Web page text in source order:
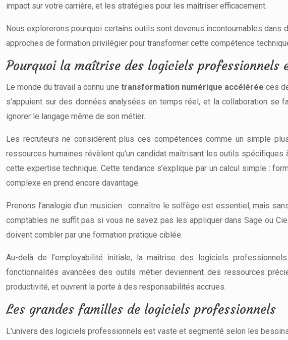
impact sur votre carrière, et les stratégies pour les maîtriser efficacement.
Nous explorerons pourquoi certains outils sont devenus incontournables
approches de formation privilégier pour transformer cette compétence
Pourquoi la maîtrise des logiciels professionnels
Le monde du travail a connu une transformation numérique accélérée ces
s’appuient sur des données analysées en temps réel, et la collaboration
ignorer le langage même de son métier.
Les recruteurs ne considèrent plus ces compétences comme un simple
ressources humaines révèlent qu’un candidat maîtrisant les outils
cette expertise technique. Cette tendance s’explique par un calcul simple :
complexe en prend encore davantage.
Prenons l’analogie d’un musicien : connaître le solfège est essentiel, mais
comptables ne suffit pas si vous ne savez pas les appliquer dans Sage ou
doivent combler par une formation pratique ciblée.
Au-delà de l’employabilité initiale, la maîtrise des logiciels
fonctionnalités avancées des outils métier deviennent des ressources
productivité, et ouvrent la porte à des responsabilités accrues.
Les grandes familles de logiciels professionnels
L’univers des logiciels professionnels est vaste et segmenté selon les